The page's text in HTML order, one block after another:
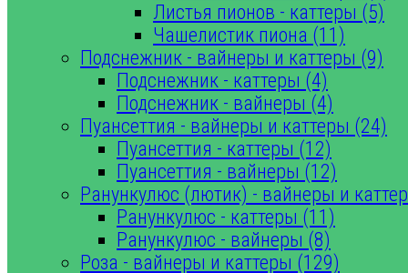
Листья пионов - каттеры (5)
Чашелистик пиона (11)
Подснежник - вайнеры и каттеры (9)
Подснежник - каттеры (4)
Подснежник - вайнеры (4)
Пуансеттия - вайнеры и каттеры (24)
Пуансеттия - каттеры (12)
Пуансеттия - вайнеры (12)
Ранункулюс (лютик) - вайнеры и
Ранункулюс - каттеры (11)
Ранункулюс - вайнеры (8)
Роза - вайнеры и каттеры (129)